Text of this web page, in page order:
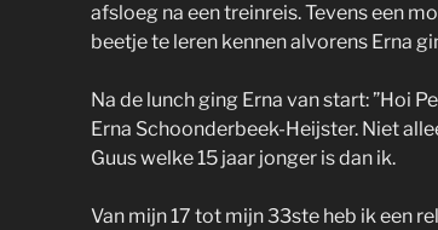
afsloeg na een treinreis. Tevens een
beetje te leren kennen alvorens Erna
Na de lunch ging Erna van start: ”Hoi
Erna Schoonderbeek-Heijster. Niet
Guus welke 15 jaar jonger is dan ik.
Van mijn 17 tot mijn 33ste heb ik een